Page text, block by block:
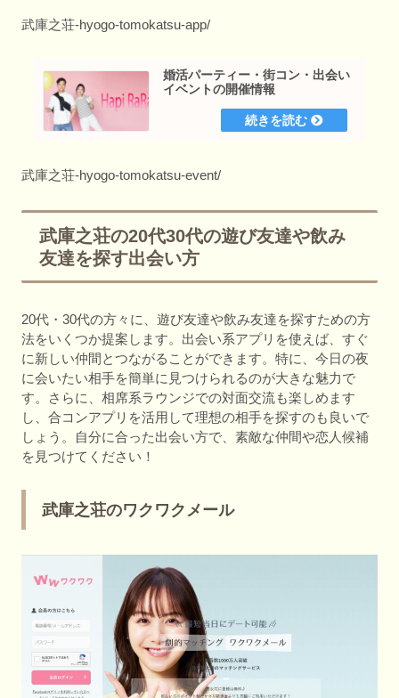
武庫之荘-hyogo-tomokatsu-app/
婚活パーティー・街コン・出会い
イベントの開催情報
武庫之荘-hyogo-tomokatsu-event/
武庫之荘の20代30代の遊び友達や飲み
友達を探す出会い方
20代・30代の方々に、遊び友達や飲み友達を探すための方
法をいくつか提案します。出会い系アプリを使えば、すぐ
に新しい仲間とつながることができます。特に、今日の夜
に会いたい相手を簡単に見つけられるのが大きな魅力で
す。さらに、相席系ラウンジでの対面交流も楽しめます
し、合コンアプリを活用して理想の相手を探すのも良いで
しょう。自分に合った出会い方で、素敵な仲間や恋人候補
を見つけてください！
武庫之荘のワクワクメール